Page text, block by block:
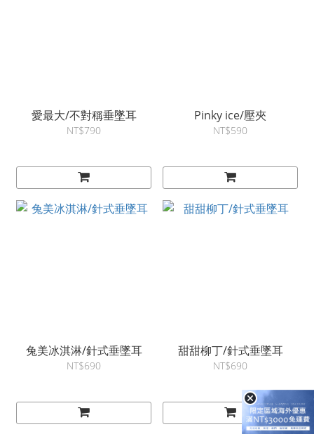
愛最大/不對稱垂墜耳
NT$790
Pinky ice/壓夾
NT$590
兔美冰淇淋/針式垂墜耳
NT$690
甜甜柳丁/針式垂墜耳
NT$690